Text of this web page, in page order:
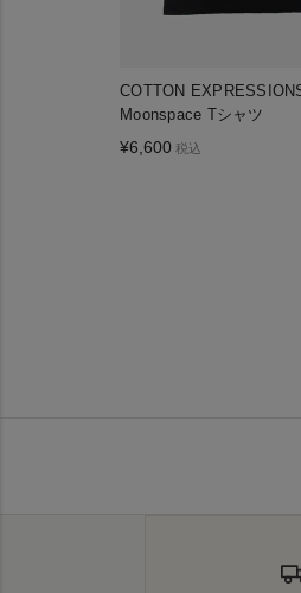
COTTON
Moonspace Tシャツ
¥6,600 税込